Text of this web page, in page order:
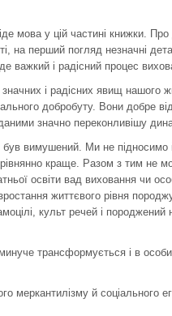
мова у цій частині книжки. Про
на перший погляд незначні
важкий і радісний процес
і радісних явищ нашого
добробуту. Вони добре
значно переконливішу
був вимушений. Ми не підносимо
краще. Разом з тим не
освіти вад виховання чи
життєвого рівня
культ речей і породжений
трансформується і в
меркантилізму й соціального